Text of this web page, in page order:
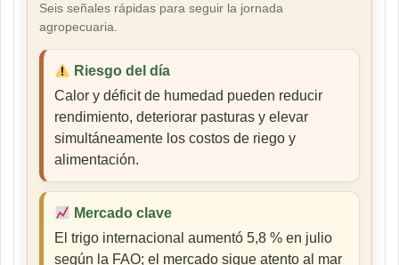
Seis señales rápidas para seguir la jornada
agropecuaria.
Riesgo del día
Calor y déficit de humedad pueden reducir
rendimiento, deteriorar pasturas y elevar
simultáneamente los costos de riego y
alimentación.
Mercado clave
El trigo internacional aumentó 5,8 % en julio
según la FAO; el mercado sigue atento al mar